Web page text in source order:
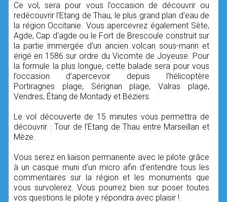
Ce vol, sera pour vous l’occasion de découvrir ou
redécouvrir l'Etang de Thau, le plus grand plan d'eau de
la région Occitanie. Vous apercevrez également Sète,
Agde, Cap d'agde ou le Fort de Brescoule construit sur
la partie immergée d'un ancien volcan sous-marin et
érigé en 1586 sur ordre du Vicomte de Joyeuse. Pour
la formule la plus longue, cette balade sera pour vous
l’occasion d’apercevoir depuis l’hélicoptère
Portiragnes plage, Sérignan plage, Valras plage,
Vendres, Étang de Montady et Béziers.
Le vol découverte de 15 minutes vous permettra de
découvrir : Tour de l'Etang de Thau entre Marseillan et
Mèze.
Vous serez en liaison permanente avec le pilote grâce
à un casque muni d’un micro afin d’entendre tous les
commentaires sur la région et les monuments que
vous survolerez. Vous pourrez bien sur poser toutes
vos questions le pilote y répondra avec plaisir !